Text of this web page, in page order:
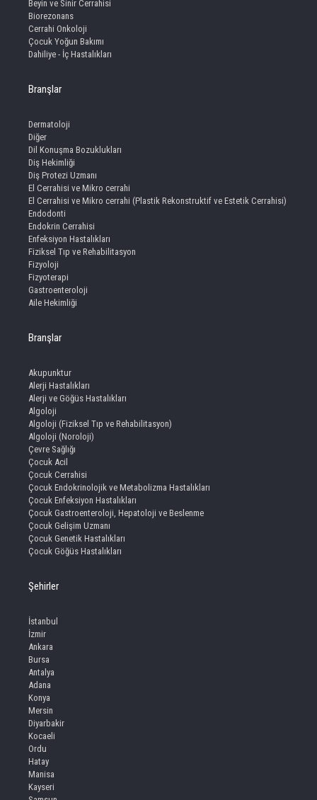
Beyin ve Sinir Cerrahisi
Biorezonans
Cerrahi Onkoloji
Çocuk Yoğun Bakımı
Dahiliye - İç Hastalıkları
Branşlar
Dermatoloji
Diğer
Dil Konuşma Bozuklukları
Diş Hekimliği
Diş Protezi Uzmanı
El Cerrahisi ve Mikro cerrahi
El Cerrahisi ve Mikro cerrahi (Plastik Rekonstruktif ve Estetik Cerrahisi)
Endodonti
Endokrin Cerrahisi
Enfeksiyon Hastalıkları
Fiziksel Tıp ve Rehabilitasyon
Fizyoloji
Fizyoterapi
Gastroenteroloji
Aile Hekimliği
Branşlar
Akupunktur
Alerji Hastalıkları
Alerji ve Göğüs Hastalıkları
Algoloji
Algoloji (Fiziksel Tıp ve Rehabilitasyon)
Algoloji (Noroloji)
Çevre Sağlığı
Çocuk Acil
Çocuk Cerrahisi
Çocuk Endokrinolojik ve Metabolizma Hastalıkları
Çocuk Enfeksiyon Hastalıkları
Çocuk Gastroenteroloji, Hepatoloji ve Beslenme
Çocuk Gelişim Uzmanı
Çocuk Genetik Hastalıkları
Çocuk Göğüs Hastalıkları
Şehirler
İstanbul
İzmir
Ankara
Bursa
Antalya
Adana
Konya
Mersin
Diyarbakir
Kocaeli
Ordu
Hatay
Manisa
Kayseri